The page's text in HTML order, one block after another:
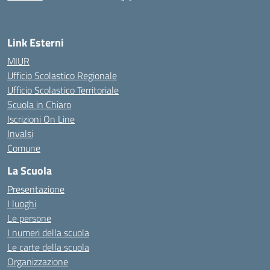
Link Esterni
MIUR
Ufficio Scolastico Regionale
Ufficio Scolastico Territoriale
Scuola in Chiaro
Iscrizioni On Line
Invalsi
Comune
La Scuola
Presentazione
I luoghi
Le persone
I numeri della scuola
Le carte della scuola
Organizzazione